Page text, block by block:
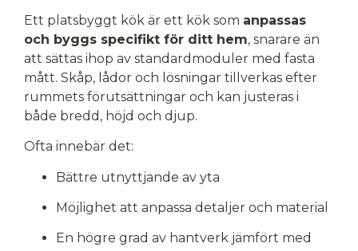
Ett platsbyggt kök är ett kök som anpassas
och byggs specifikt för ditt hem, snarare än
att sättas ihop av standardmoduler med fasta
mått. Skåp, lådor och lösningar tillverkas efter
rummets förutsättningar och kan justeras i
både bredd, höjd och djup.
Ofta innebär det:
Bättre utnyttjande av yta
Möjlighet att anpassa detaljer och material
En högre grad av hantverk jämfört med